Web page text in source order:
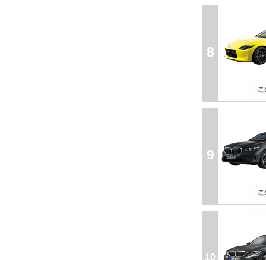
8
9
10